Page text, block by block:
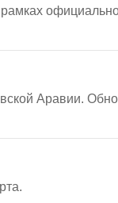
Аравии.